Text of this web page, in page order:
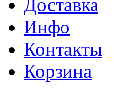
Доставка
Инфо
Контакты
Корзина